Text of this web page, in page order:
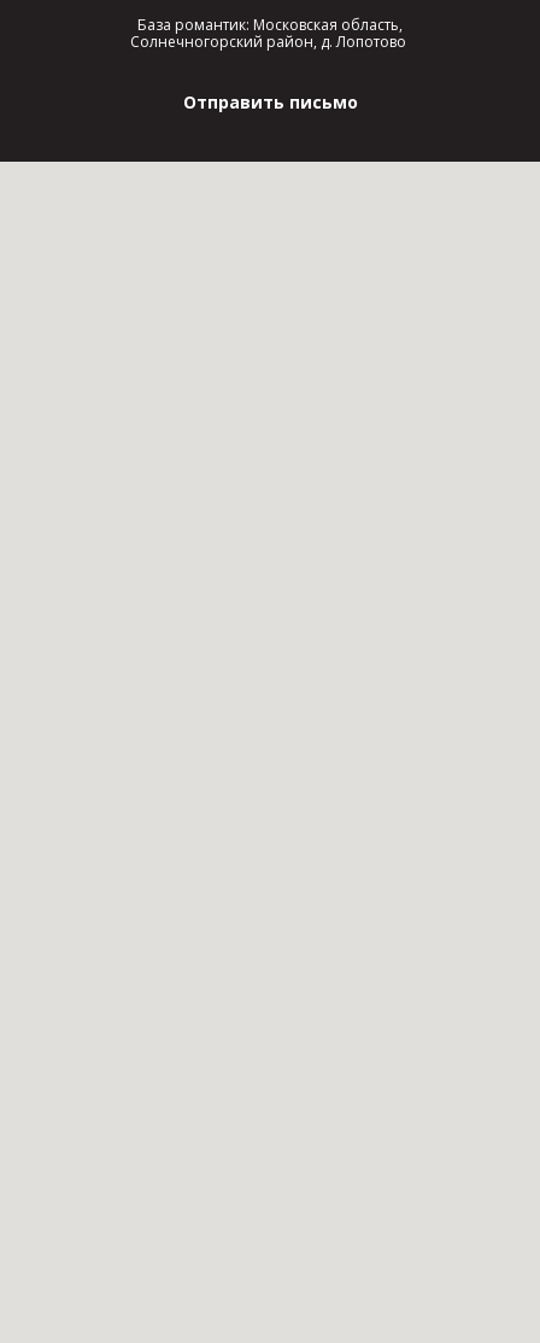
База романтик: Московская область,
Солнечногорский район, д. Лопотово
Отправить письмо